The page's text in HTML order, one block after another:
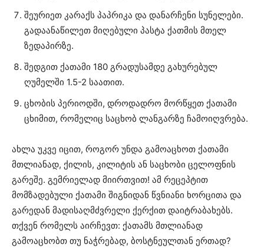
შეურიეთ კარაქს პაპრიკა და დანარჩენი სუნელები.
გადაანაწილეთ მიღებული პასტა ქათმის მთელ
ზედაპირზე.
შედგით ქათამი 180 გრადუსამდე გახურებულ
ღუმელში 1.5-2 საათით.
ცხობის პერიოდში, დროდადრო მორწყეთ ქათამი
ცხიმით, რომელიც საცხობ ლანგარზე ჩამოიღვრება.
ახლა უკვე იცით, როგორ უნდა გამოაცხოთ ქათამი
მთლიანად, ქილის, კილიტის ან საცხობი ცელოფნის
გარეშე. გემრიელად მიირთვით! ამ რეცეპტით
მომზადებული ქათამი შიგნიდან წვნიანი ხორცითა და
გარედან მადისაღმძვრელი ქერქით დაიტრაბახებს.
თქვენ რომელს აირჩევთ: ქათამს მთლიანად
გამოაცხობთ თუ ნაჭრებად, ბოსტნეულთან ერთად?